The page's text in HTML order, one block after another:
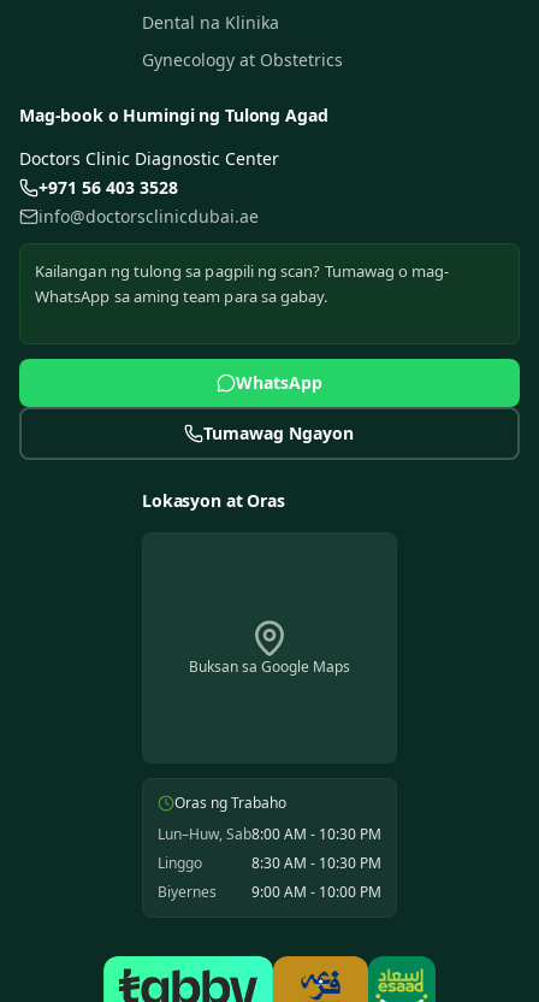
Dental na Klinika
Gynecology at Obstetrics
Mag-book o Humingi ng Tulong Agad
Doctors Clinic Diagnostic Center
+971 56 403 3528
info@doctorsclinicdubai.ae
Kailangan ng tulong sa pagpili ng scan? Tumawag o mag-
WhatsApp sa aming team para sa gabay.
WhatsApp
Tumawag Ngayon
Lokasyon at Oras
Buksan sa Google Maps
Oras ng Trabaho
Lun–Huw, Sab8:00 AM - 10:30 PM
Linggo
8:30 AM - 10:30 PM
Biyernes
9:00 AM - 10:00 PM